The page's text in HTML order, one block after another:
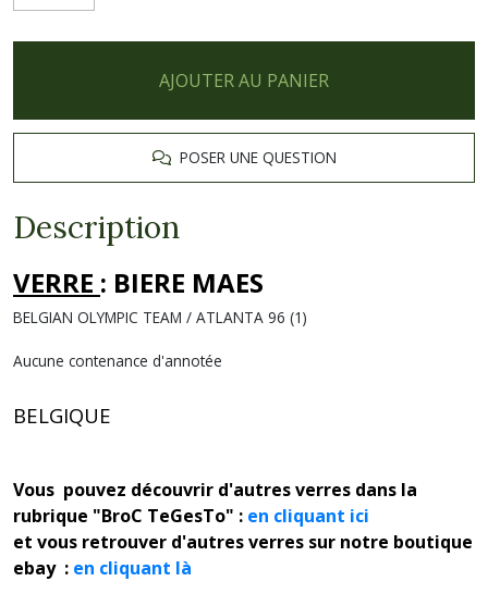
AJOUTER AU PANIER
POSER UNE QUESTION
Description
VERRE : BIERE MAES
BELGIAN OLYMPIC TEAM / ATLANTA 96 (1)
Aucune contenance d'annotée
BELGIQUE
Vous pouvez découvrir d'autres verres dans la
rubrique "BroC TeGesTo" : en cliquant ici
et vous retrouver d'autres verres sur notre boutique
ebay : en cliquant là